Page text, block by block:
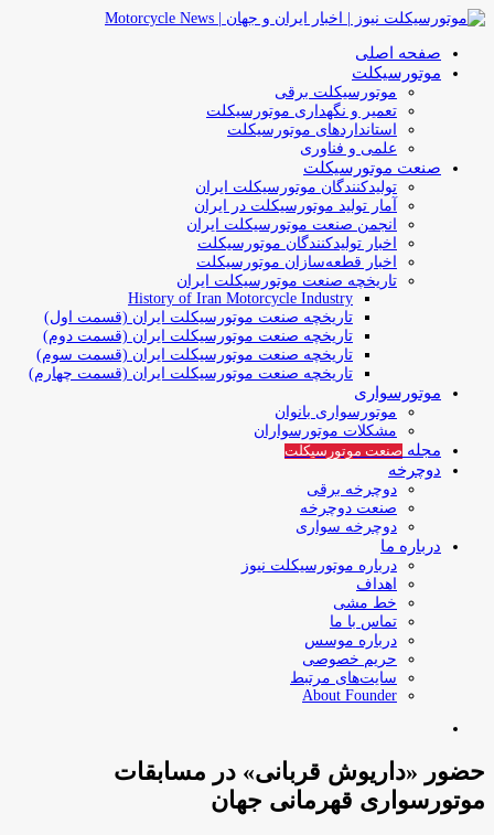
صفحه اصلی
موتورسیکلت
موتورسیکلت برقی
تعمیر و نگهداری موتورسیکلت
استانداردهای موتورسیکلت
علمی و فناوری
صنعت موتورسیکلت
تولیدکنندگان موتورسیکلت ایران
آمار تولید موتورسیکلت در ایران
انجمن صنعت موتورسیکلت ایران
اخبار تولیدکنندگان موتورسیکلت
اخبار قطعه‌سازان موتورسیکلت
تاریخچه صنعت موتورسیکلت ایران
History of Iran Motorcycle Industry
تاریخچه صنعت موتورسیکلت ایران (قسمت اول)
تاریخچه صنعت موتورسیکلت ایران (قسمت دوم)
تاریخچه صنعت موتورسیکلت ایران (قسمت سوم)
تاریخچه صنعت موتورسیکلت ایران (قسمت چهارم)
موتورسواری
موتورسواری بانوان
مشکلات موتورسواران
مجله صنعت موتورسیکلت
دوچرخه
دوچرخه برقی
صنعت دوچرخه
دوچرخه سواری
درباره ما
درباره موتورسیکلت نیوز
اهداف
خط مشی
تماس با ما
درباره موسس
حریم خصوصی
سایت‌های مرتبط
About Founder
حضور «داریوش قربانی» در مسابقات
موتورسواری قهرمانی جهان